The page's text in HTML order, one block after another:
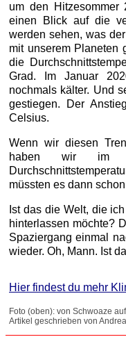
um den Hitzesommer
einen Blick auf die
werden sehen, was
mit unserem Planeten
die
Grad. Im Januar
nochmals kälter. Und
gestiegen. Der
Celsius.
Wenn wir diesen
haben wir im
müssten es dann
Ist das die Welt, die
hinterlassen möchte?
Spaziergang einmal
wieder. Oh, Mann. Ist
Hier findest du mehr
Foto (oben): von Schwoaze
Artikel geschrieben von